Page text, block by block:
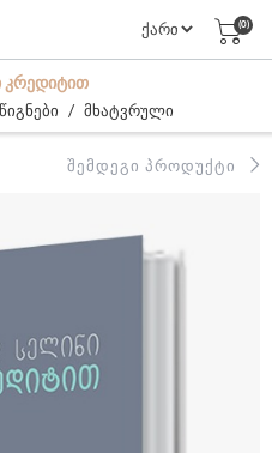
(0)
ᲙᲠᲔᲓᲘᲢᲘᲗ
/ მხატვრული
ᲨᲔᲛᲓᲔᲒᲘ ᲞᲠᲝᲓᲣᲥᲢᲘ